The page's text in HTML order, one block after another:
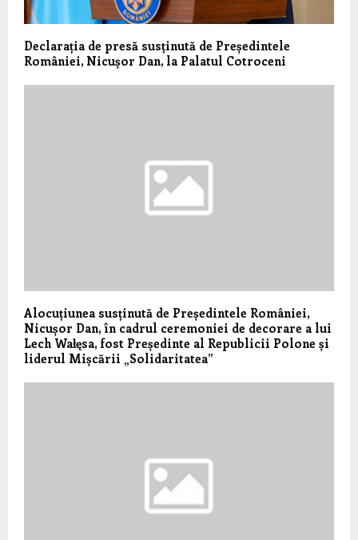
Declarația de presă susținută de Președintele
României, Nicușor Dan, la Palatul Cotroceni
Alocuțiunea susținută de Președintele României,
Nicușor Dan, în cadrul ceremoniei de decorare a lui
Lech Wałęsa, fost Președinte al Republicii Polone și
liderul Mișcării „Solidaritatea”